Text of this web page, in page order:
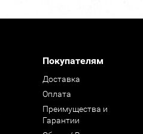
Покупателям
Доставка
Оплата
Преимущества и
Гарантии